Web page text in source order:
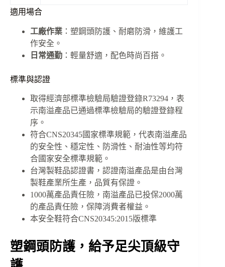
適用場合
工廠作業 ：塑鋼頭防護、耐磨防滑，維護工
作安全。
日常通勤 ：輕量舒適，配色時尚百搭。
標準與認證
取得經濟部標準檢驗局驗證登錄R73294，表
示南溢產品已通過標準檢驗局的驗證登錄程
序。
符合CNS20345國家標準規範，代表南溢產品
的安全性、穩定性、防滑性、耐油性等均符
合國家安全標準規範。
台灣製鞋品認證書，認證南溢產品是由台灣
製鞋產業所生產，品質有保證。
1000萬產品責任險，南溢產品已投保2000萬
的產品責任險，保障消費者權益。
本安全鞋符合CNS20345:2015版標準
塑鋼頭防護，給予足尖頂級守